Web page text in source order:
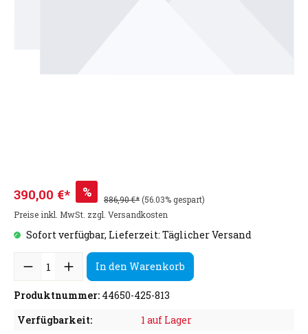
390,00 €* % 886,90 €*(56.03% gespart)
Preise inkl. MwSt. zzgl. Versandkosten
Sofort verfügbar, Lieferzeit: Täglicher Versand
In den Warenkorb
Produktnummer: 44650-425-813
Verfügbarkeit:
1 auf Lager